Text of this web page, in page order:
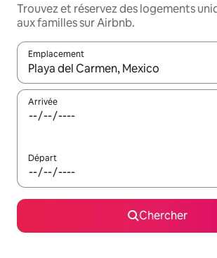
Trouvez et réservez des logements
aux familles sur Airbnb.
Emplacement
Quand les résultats sont affichés,
Arrivée
Départ
Chercher